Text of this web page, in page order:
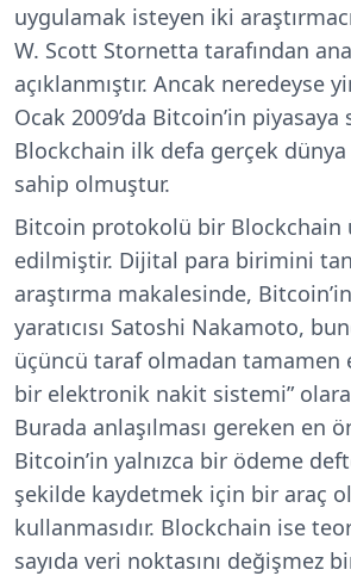
uygulamak isteyen iki
W. Scott Stornetta tarafından
açıklanmıştır. Ancak neredeyse
Ocak 2009’da Bitcoin’in
Blockchain ilk defa gerçek dünya
sahip olmuştur.
Bitcoin protokolü bir Blockchain
edilmiştir. Dijital para birimini
araştırma makalesinde,
yaratıcısı Satoshi Nakamoto,
üçüncü taraf olmadan tamamen
bir elektronik nakit sistemi”
Burada anlaşılması gereken en
Bitcoin’in yalnızca bir ödeme
şekilde kaydetmek için bir araç
kullanmasıdır. Blockchain ise
sayıda veri noktasını değişmez